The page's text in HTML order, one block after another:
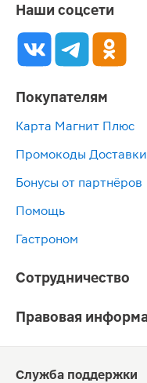
Наши соцсети
Покупателям
Карта Магнит Плюс
Промокоды Доставки
Бонусы от партнёров
Помощь
Гастроном
Сотрудничество
Правовая
Служба поддержки